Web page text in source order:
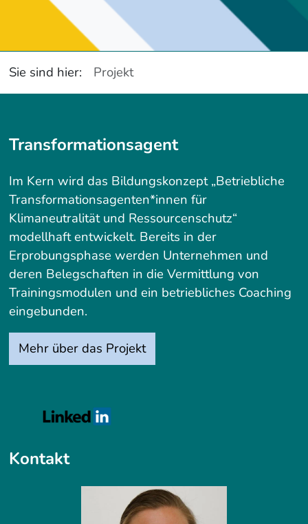
Sie sind hier: Projekt
Transformationsagent
Im Kern wird das Bildungskonzept „Betriebliche
Transformationsagenten*innen für
Klimaneutralität und Ressourcenschutz“
modellhaft entwickelt. Bereits in der
Erprobungsphase werden Unternehmen und
deren Belegschaften in die Vermittlung von
Trainingsmodulen und ein betriebliches Coaching
eingebunden.
Mehr über das Projekt
Kontakt